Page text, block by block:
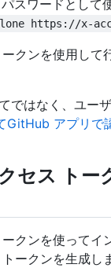
スワードとして
https://x-
クンを使用し
ではなく、ユー
GitHub アプリで
セス トー
クンを使ってイ
ークンを生成